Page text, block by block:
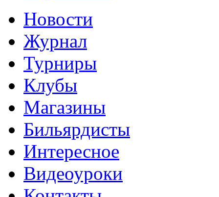
Новости
Журнал
Турниры
Клубы
Магазины
Бильярдисты
Интересное
Видеоуроки